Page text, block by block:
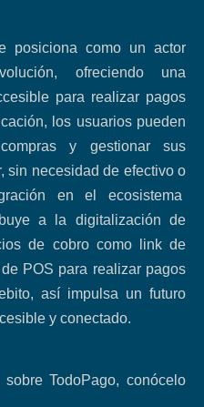
posiciona como un actor
ofreciendo una
para realizar pagos
los usuarios pueden
y gestionar sus
sin necesidad de efectivo o
en el ecosistema
a la digitalización de
de cobro como link de
POS para realizar pagos
así impulsa un futuro
y conectado.
TodoPago, conócelo